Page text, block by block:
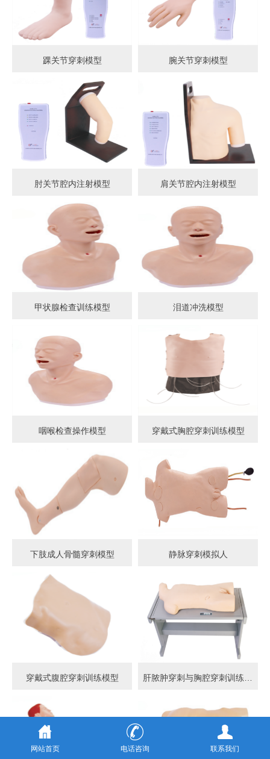
踝关节穿刺模型 腕关节穿刺模型
肘关节腔内注射模型 肩关节腔内注射模型
甲状腺检查训练模型 泪道冲洗模型
咽喉检查操作模型 穿戴式胸腔穿刺训练模型
下肢成人骨髓穿刺模型 静脉穿刺模拟人
穿戴式腹腔穿刺训练模型
网站首页 电话咨询 联系我们